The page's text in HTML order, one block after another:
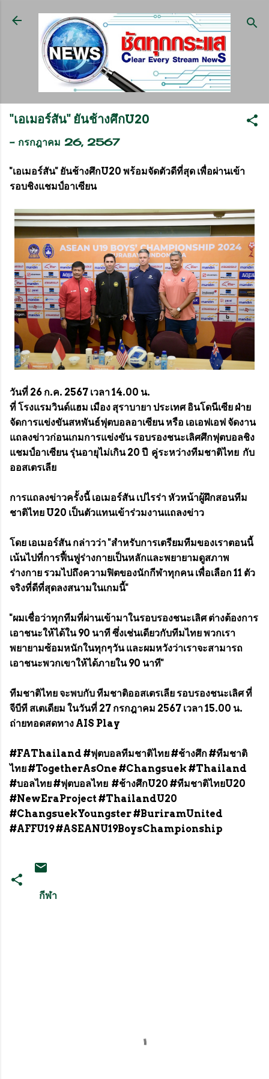
ข้ามไปที่เนื้อหาหลัก
"เอเมอร์สัน" ยันช้างศึกU20
- กรกฎาคม 26, 2567
"เอเมอร์สัน" ยันช้างศึกU20 พร้อมจัดตัวดีที่สุด เพื่อผ่านเข้า
รอบชิงแชมป์อาเซียน
วันที่ 26 ก.ค. 2567 เวลา 14.00 น.
ที่ โรงแรมวินด์แฮม เมือง สุราบายา ประเทศ อินโดนีเซีย ฝ่าย
จัดการแข่งขันสหพันธ์ฟุตบอลอาเซียน หรือ เอเอฟเอฟ จัดงาน
แถลงข่าวก่อนเกมการแข่งขัน รอบรองชนะเลิศศึกฟุตบอลชิง
แชมป์อาเซียน รุ่นอายุไม่เกิน 20 ปี คู่ระหว่างทีมชาติไทย กับ
ออสเตรเลีย
การแถลงข่าวครั้งนี้ เอเมอร์สัน เปไรร่า หัวหน้าผู้ฝึกสอนทีม
ชาติไทย U20 เป็นตัวแทนเข้าร่วมงานแถลงข่าว
โดย เอเมอร์สัน กล่าวว่า "สำหรับการเตรียมทีมของเราตอนนี้
เน้นไปที่การฟื้นฟูร่างกายเป็นหลักและพยายามดูสภาพ
ร่างกาย รวมไปถึงความฟิตของนักกีฬาทุกคน เพื่อเลือก 11 ตัว
จริงที่ดีที่สุดลงสนามในเกมนี้"
"ผมเชื่อว่าทุกทีมที่ผ่านเข้ามาในรอบรองชนะเลิศ ต่างต้องการ
เอาชนะให้ได้ใน 90 นาที ซึ่งเช่นเดียวกับทีมไทย พวกเรา
พยายามซ้อมหนักในทุกๆวัน และผมหวังว่าเราจะสามารถ
เอาชนะพวกเขาให้ได้ภายใน 90 นาที"
ทีมชาติไทย จะพบกับ ทีมชาติออสเตรเลีย รอบรองชนะเลิศ ที่
จีบีที สเตเดียม ในวันที่ 27 กรกฎาคม 2567 เวลา 15.00 น.
ถ่ายทอดสดทาง AIS Play
#FAThailand #ฟุตบอลทีมชาติไทย #ช้างศึก #ทีมชาติ
ไทย #TogetherAsOne #Changsuek #Thailand
#บอลไทย #ฟุตบอลไทย #ช้างศึกU20 #ทีมชาติไทยU20
#NewEraProject #ThailandU20
#ChangsuekYoungster #BuriramUnited
#AFFU19 #ASEANU19BoysChampionship
กีฬา